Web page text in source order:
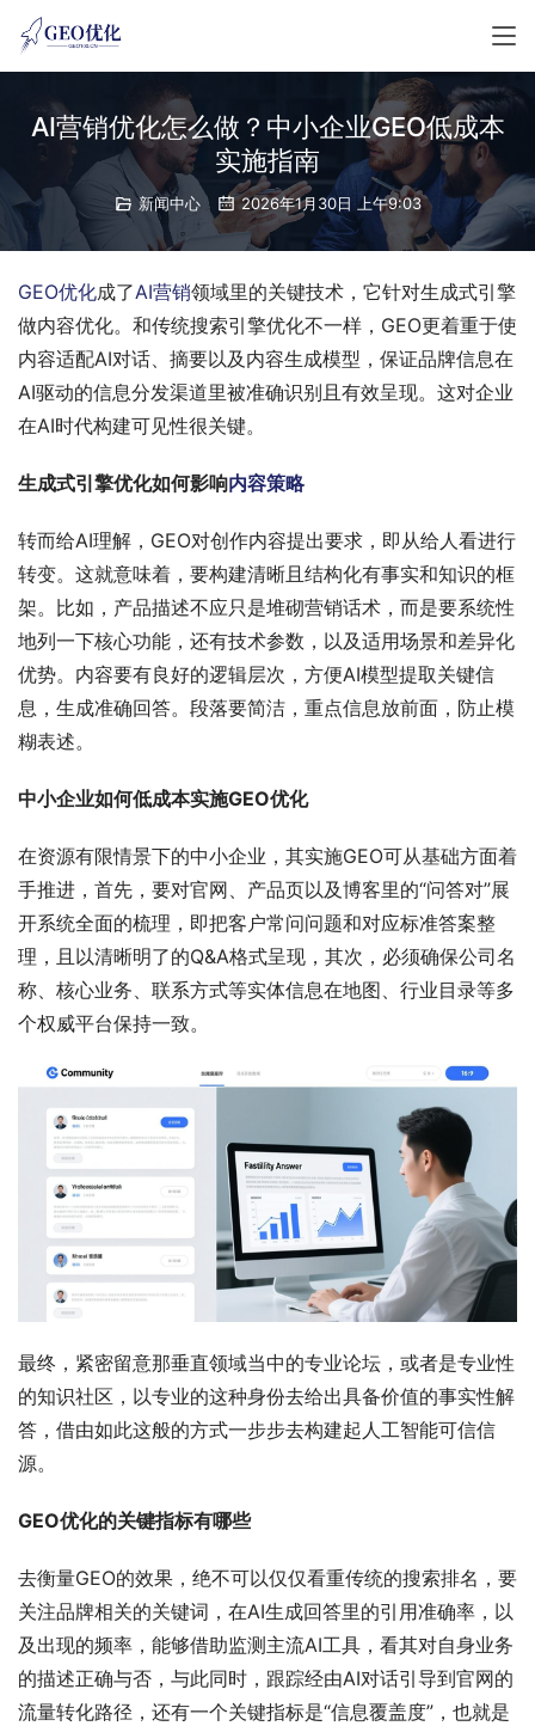
AI营销优化怎么做？中小企业GEO低成本
实施指南
新闻中心 2026年1月30日 上午9:03
GEO优化成了AI营销领域里的关键技术，它针对生成式引擎
做内容优化。和传统搜索引擎优化不一样，GEO更着重于使
内容适配AI对话、摘要以及内容生成模型，保证品牌信息在
AI驱动的信息分发渠道里被准确识别且有效呈现。这对企业
在AI时代构建可见性很关键。
生成式引擎优化如何影响内容策略
转而给AI理解，GEO对创作内容提出要求，即从给人看进行
转变。这就意味着，要构建清晰且结构化有事实和知识的框
架。比如，产品描述不应只是堆砌营销话术，而是要系统性
地列一下核心功能，还有技术参数，以及适用场景和差异化
优势。内容要有良好的逻辑层次，方便AI模型提取关键信
息，生成准确回答。段落要简洁，重点信息放前面，防止模
糊表述。
中小企业如何低成本实施GEO优化
在资源有限情景下的中小企业，其实施GEO可从基础方面着
手推进，首先，要对官网、产品页以及博客里的“问答对”展
开系统全面的梳理，即把客户常问问题和对应标准答案整
理，且以清晰明了的Q&A格式呈现，其次，必须确保公司名
称、核心业务、联系方式等实体信息在地图、行业目录等多
个权威平台保持一致。
最终，紧密留意那垂直领域当中的专业论坛，或者是专业性
的知识社区，以专业的这种身份去给出具备价值的事实性解
答，借由如此这般的方式一步步去构建起人工智能可信信
源。
GEO优化的关键指标有哪些
去衡量GEO的效果，绝不可以仅仅看重传统的搜索排名，要
关注品牌相关的关键词，在AI生成回答里的引用准确率，以
及出现的频率，能够借助监测主流AI工具，看其对自身业务
的描述正确与否，与此同时，跟踪经由AI对话引导到官网的
流量转化路径，还有一个关键指标是“信息覆盖度”，也就是